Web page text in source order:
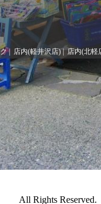
| 店内(軽井沢店)|店内(北軽
All Rights Reserved.